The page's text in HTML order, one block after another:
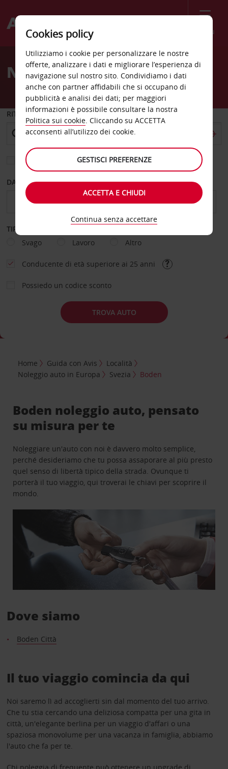
Menù
Welcome
AvisNoleggio auto Boden
RITIRO DA
Scegli una località di riconsegna diversa
DAL GIORNO AL GIORNO
TIPOLOGIA DI NOLEGGIO
Svago
Lavoro Altro
Conducente di età superiore ai 25 anni
Possiedo un codice sconto
TROVA AUTO
Home Guida con Avis
Località
Noleggio auto in Europa
Svezia Boden
Boden noleggio auto, pensato
su misura per te
Noleggiare un'auto con noi è davvero molto semplice,
perché desideriamo che tu possa assaporare al più presto
quel senso di libertà tipico della strada. Ovunque ti
porterà il tuo viaggio, qui troverai le chiavi per scoprire il
mondo.
Dove siamo
Boden Città
Il tuo viaggio comincia da qui
Noi saremo lì ad accoglierti sin dal momento del tuo arrivo.
Che tu stia cercando una deliziosa compatta per una gita in
città, un'elegante berlina per un viaggio d'affari o una
spaziosa monovolume per una vacanza in famiglia, abbiamo
l'auto che fa per te.
Cookies policy
Utilizziamo i cookie per personalizzare le nostre
offerte, analizzare i dati e migliorare l’esperienza di
navigazione sul nostro sito. Condividiamo i dati
anche con partner affidabili che si occupano di
pubblicità e analisi dei dati; per maggiori
informazioni è possibile consultare la nostra
Politica sui cookie. Cliccando su ACCETTA
acconsenti all’utilizzo dei cookie.
GESTISCI PREFERENZE
ACCETTA E CHIUDI
Continua senza accettare